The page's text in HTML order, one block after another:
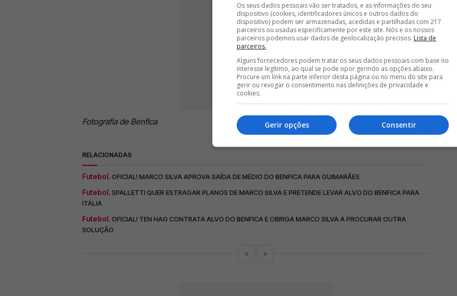
Fotografia de Benfica
RELACIONADAS
Futebol. OFICIAL! MARCO SILVA APROVA SAÍDA DE MÉDIO DO BENFICA PARA GUIMARÃES
Futebol. SPALLETTI QUER ESTRAGAR PLANOS DE MARCO SILVA E PRETENDE LEVAR ALVO DO BENFICA PARA
ITÁLIA
Futebol. OFICIAL! TEN HAG CONTRATA ALVO DO BENFICA E OBRIGA MARCO SILVA A PROCURAR OUTRA
SOLUÇÃO
< >
Os seus dados pessoais vão ser tratados, e as informações do seu
dispositivo (cookies, identificadores únicos e outros dados do
dispositivo) podem ser armazenadas, acedidas e partilhadas com 217
parceiros ou usadas especificamente por este site. Nós e os nossos
parceiros podemos usar dados de geolocalização precisos. Lista de
parceiros.
Alguns fornecedores podem tratar os seus dados pessoais com base no
interesse legítimo, ao qual se pode opor gerindo as opções abaixo.
Procure um link na parte inferior desta página ou no menu do site para
gerir ou revogar o consentimento nas definições de privacidade e
cookies.
Consentir
Gerir opções